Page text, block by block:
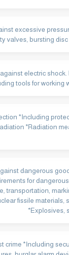
excessive
valves, bursting disc
electric shock.
tools for working
*Including
*Radiation
dangerous
for
transportation,
fissile materials,
*Explosives,
crime *Including